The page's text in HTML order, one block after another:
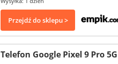
Przejdź do sklepu >
Telefon Google Pixel 9 Pro